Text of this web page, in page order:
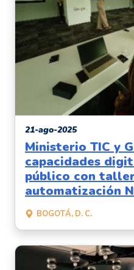
21-ago-2025
Ministerio TIC y
capacidades
público con
automatización
BOGOTÁ, D. C.